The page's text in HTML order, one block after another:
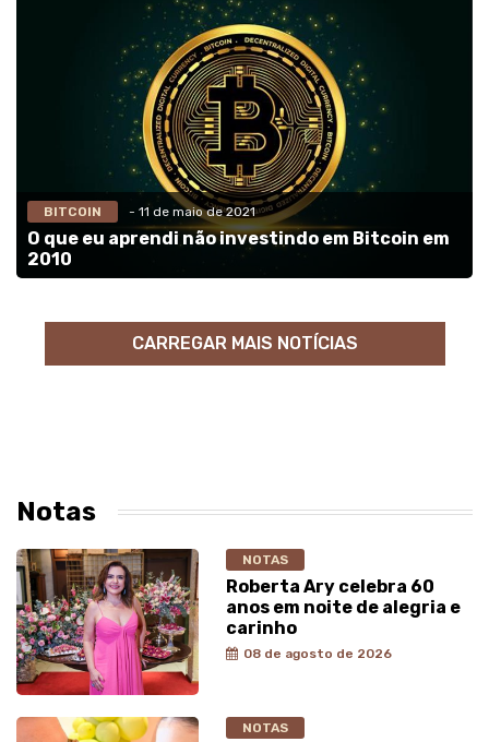
BITCOIN - 11 de maio de 2021
O que eu aprendi não investindo em Bitcoin em
2010
CARREGAR MAIS NOTÍCIAS
Notas
NOTAS
Roberta Ary celebra 60
anos em noite de alegria e
carinho
08 de agosto de 2026
NOTAS